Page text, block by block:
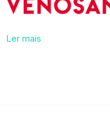
Ler mais